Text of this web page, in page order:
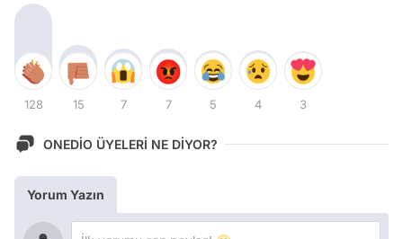
128 15 7 7 5 4 3
ONEDİO ÜYELERİ NE DİYOR?
Yorum Yazın